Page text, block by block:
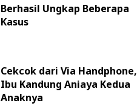
Berhasil Ungkap Beberapa
Kasus
Cekcok dari Via Handphone,
Ibu Kandung Aniaya Kedua
Anaknya